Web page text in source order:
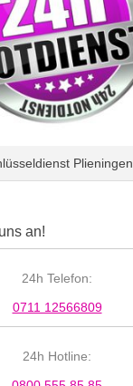
Plieningen
an!
24h Telefon:
0711 12566809
24h Hotline: